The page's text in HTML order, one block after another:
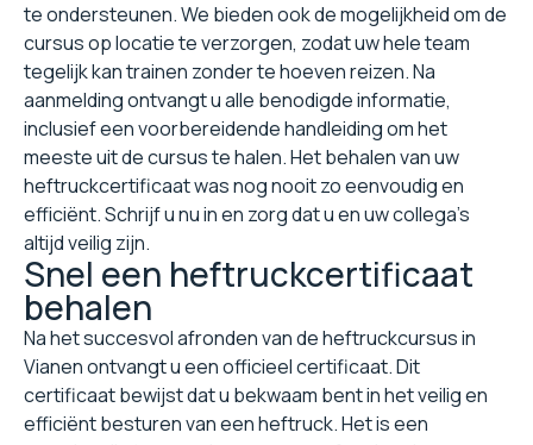
te ondersteunen. We bieden ook de mogelijkheid om de
cursus op locatie te verzorgen, zodat uw hele team
tegelijk kan trainen zonder te hoeven reizen. Na
aanmelding ontvangt u alle benodigde informatie,
inclusief een voorbereidende handleiding om het
meeste uit de cursus te halen. Het behalen van uw
heftruckcertificaat was nog nooit zo eenvoudig en
efficiënt. Schrijf u nu in en zorg dat u en uw collega's
altijd veilig zijn.
Snel een heftruckcertificaat
behalen
Na het succesvol afronden van de heftruckcursus in
Vianen ontvangt u een officieel certificaat. Dit
certificaat bewijst dat u bekwaam bent in het veilig en
efficiënt besturen van een heftruck. Het is een